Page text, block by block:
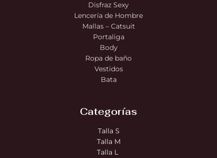
Disfraz Sexy
Lencería de Hombre
Mallas – Catsuit
Portaliga
Body
Ropa de baño
Vestidos
Bata
Categorías
Talla S
Talla M
Talla L